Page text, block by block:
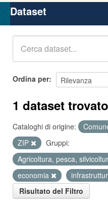
Organizzazioni
Gruppi
Dataset
Ordina per
1 dataset trovato
Cataloghi di origine:
ZIP
Gruppi:
Agricoltura, pesca,
economia
Risultato del Filtro